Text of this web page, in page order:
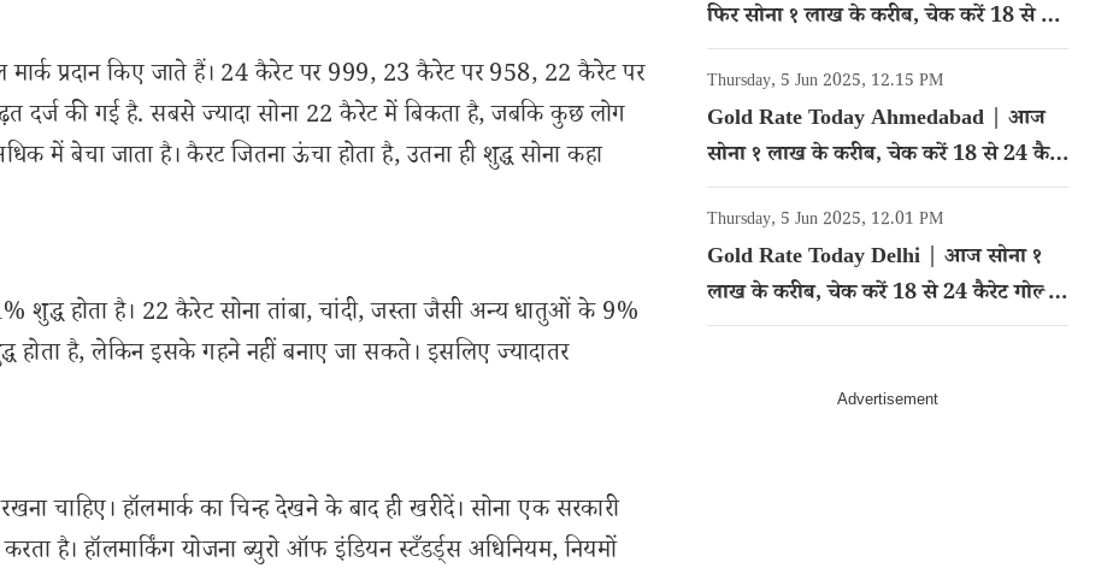
मार्क प्रदान किए जाते हैं। 24 कैरेट पर 999, 23 कैरेट पर 958, 22 कैरेट पर
की गई है. सबसे ज्यादा सोना 22 कैरेट में बिकता है, जबकि कुछ लोग
में बेचा जाता है। कैरट जितना ऊंचा होता है, उतना ही शुद्ध सोना कहा
होता है। 22 कैरेट सोना तांबा, चांदी, जस्ता जैसी अन्य धातुओं के 9%
होता है, लेकिन इसके गहने नहीं बनाए जा सकते। इसलिए ज्यादातर
चाहिए। हॉलमार्क का चिन्ह देखने के बाद ही खरीदें। सोना एक सरकारी
करता है। हॉलमार्किंग योजना ब्युरो ऑफ इंडियन स्टँडर्ड्स अधिनियम, नियमों
फिर सोना १ लाख के करीब, चेक करें 18 से 24
कैरेट गोल्ड का रेट
Thursday, 5 Jun 2025, 12.15 PM
Gold Rate Today Ahmedabad | आज
सोना १ लाख के करीब, चेक करें 18 से 24 कैरेट
गोल्ड का रेट
Thursday, 5 Jun 2025, 12.01 PM
Gold Rate Today Delhi | आज सोना १
लाख के करीब, चेक करें 18 से 24 कैरेट गोल्ड
का रेट